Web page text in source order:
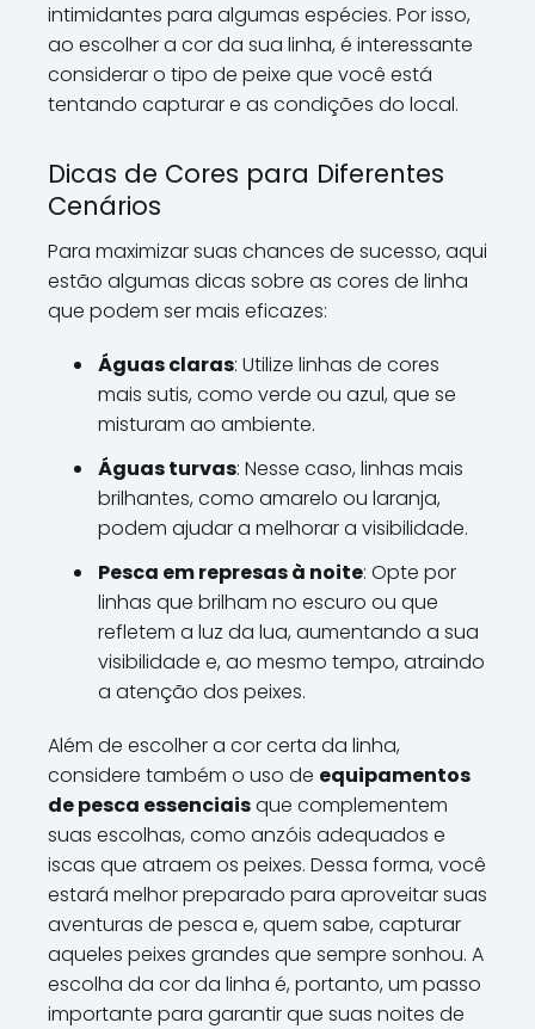
intimidantes para algumas espécies. Por isso,
ao escolher a cor da sua linha, é interessante
considerar o tipo de peixe que você está
tentando capturar e as condições do local.
Dicas de Cores para Diferentes
Cenários
Para maximizar suas chances de sucesso, aqui
estão algumas dicas sobre as cores de linha
que podem ser mais eficazes:
Águas claras: Utilize linhas de cores
mais sutis, como verde ou azul, que se
misturam ao ambiente.
Águas turvas: Nesse caso, linhas mais
brilhantes, como amarelo ou laranja,
podem ajudar a melhorar a visibilidade.
Pesca em represas à noite: Opte por
linhas que brilham no escuro ou que
refletem a luz da lua, aumentando a sua
visibilidade e, ao mesmo tempo, atraindo
a atenção dos peixes.
Além de escolher a cor certa da linha,
considere também o uso de equipamentos
de pesca essenciaisque complementem
suas escolhas, como anzóis adequados e
iscas que atraem os peixes. Dessa forma, você
estará melhor preparado para aproveitar suas
aventuras de pesca e, quem sabe, capturar
aqueles peixes grandes que sempre sonhou. A
escolha da cor da linha é, portanto, um passo
importante para garantir que suas noites de